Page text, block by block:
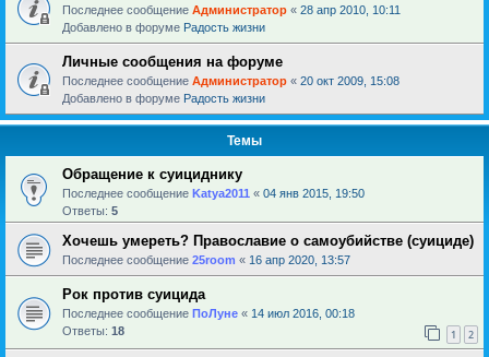
Последнее сообщение Администратор « 28 апр 2010, 10:11
Добавлено в форуме Радость жизни
Личные сообщения на форуме
Последнее сообщение Администратор « 20 окт 2009, 15:08
Добавлено в форуме Радость жизни
Темы
Обращение к суициднику
Последнее сообщение Katya2011 « 04 янв 2015, 19:50
Ответы: 5
Хочешь умереть? Православие о самоубийстве (суициде)
Последнее сообщение 25room « 16 апр 2020, 13:57
Рок против суицида
Последнее сообщение ПоЛуне « 14 июл 2016, 00:18
Ответы: 18 1 2